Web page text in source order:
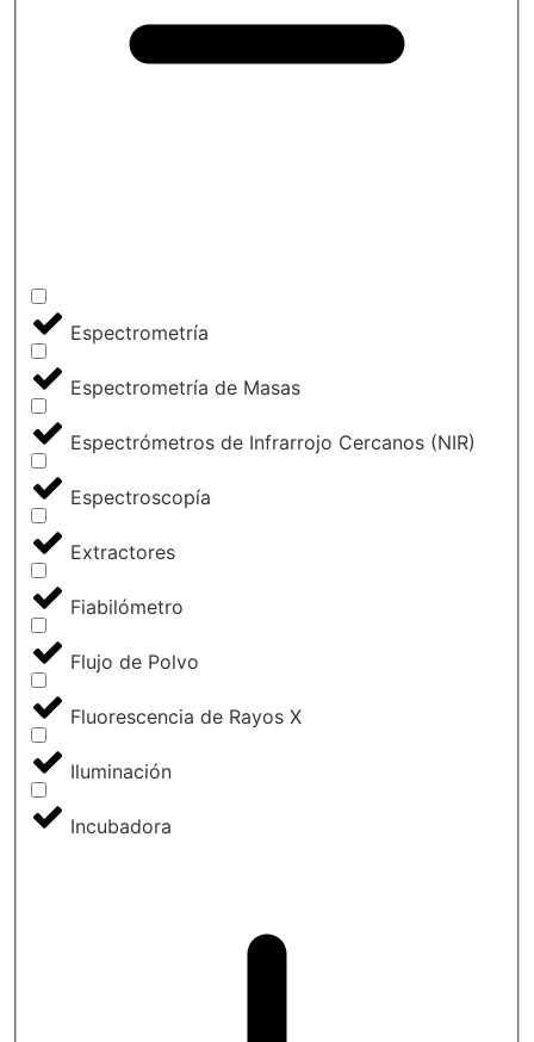
Espectrometría
Espectrometría de Masas
Espectrómetros de Infrarrojo Cercanos (NIR)
Espectroscopía
Extractores
Fiabilómetro
Flujo de Polvo
Fluorescencia de Rayos X
Iluminación
Incubadora